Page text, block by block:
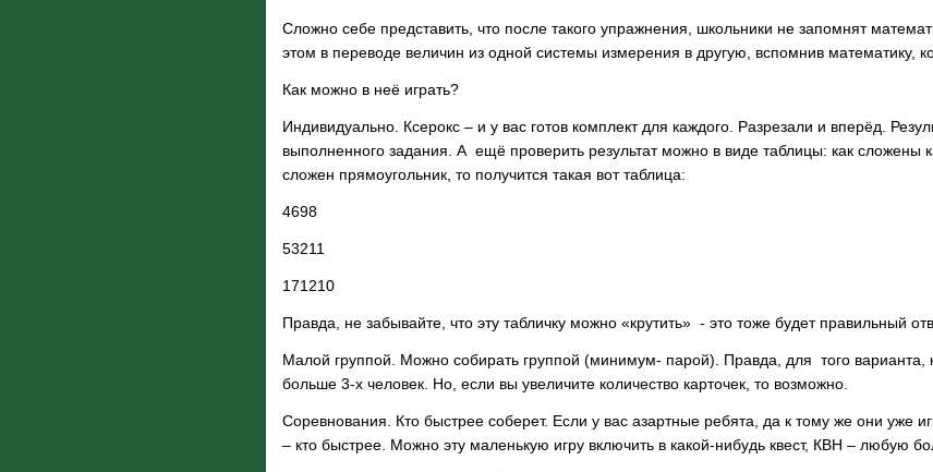
Сложно себе представить, что после такого упражнения, школьники не запомнят
этом в переводе величин из одной системы измерения в другую, вспомнив математику,
Как можно в неё играть?
Индивидуально . Ксерокс – и у вас готов комплект для каждого. Разрезали и вперёд.
выполненного задания. А ещё проверить результат можно в виде таблицы: как сложены
сложен прямоугольник, то получится такая вот таблица:
4698
53211
171210
Правда, не забывайте, что эту табличку можно «крутить» - это тоже будет правильный
Малой группой . Можно собирать группой (минимум- парой). Правда, для того
больше 3-х человек. Но, если вы увеличите количество карточек, то возможно.
Соревнования . Кто быстрее соберет. Если у вас азартные ребята, да к тому же они
– кто быстрее. Можно эту маленькую игру включить в какой-нибудь квест, КВН – любую